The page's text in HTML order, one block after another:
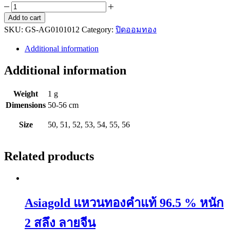
Asiagold
แหวน
ทองคำ
96.5
หนัก
กรัม
ลาย
หัวใจ
Add to cart
SKU: GS-AG0101012 Category: ปิดออมทอง
Additional information
Additional information
Weight
1 g
Dimensions 50-56 cm
Size 50, 51, 52, 53, 54, 55, 56
Related products
Asiagold แหวนทองคำแท้ 96.5 % หนัก
2 สลึง ลายจีน